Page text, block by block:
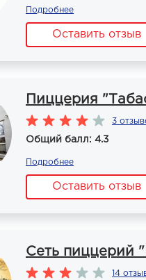
Подробнее
Оставить отзыв
Пиццерия
3
Общий балл: 4.3
Подробнее
Оставить отзыв
Сеть пиццерий
14